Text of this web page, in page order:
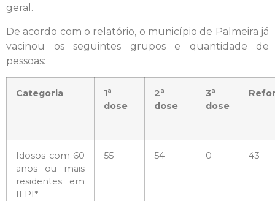
geral.
De acordo com o relatório, o município de Palmeira já
vacinou os seguintes grupos e quantidade de
pessoas:
Categoria
1ª
dose
2ª
dose
3ª
dose
Idosos com 60
anos ou mais
residentes em
ILPI*
55 54 0 43